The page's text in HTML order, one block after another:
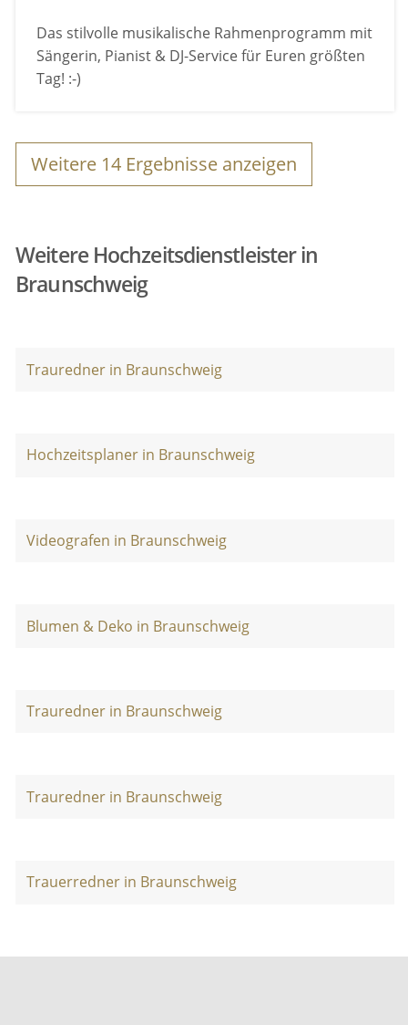
Das stilvolle musikalische Rahmenprogramm mit
Sängerin, Pianist & DJ-Service für Euren größten
Tag! :-)
Weitere 14 Ergebnisse anzeigen
Weitere Hochzeitsdienstleister in
Braunschweig
Trauredner in Braunschweig
Hochzeitsplaner in Braunschweig
Videografen in Braunschweig
Blumen & Deko in Braunschweig
Trauredner in Braunschweig
Trauredner in Braunschweig
Trauerredner in Braunschweig